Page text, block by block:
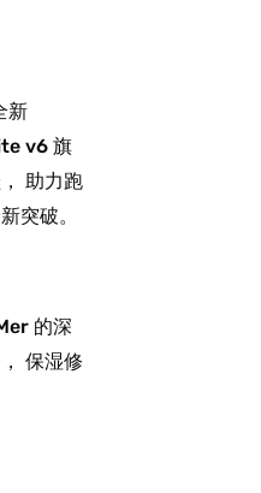
新
v6 旗
助力跑
突破。
的深
保湿修